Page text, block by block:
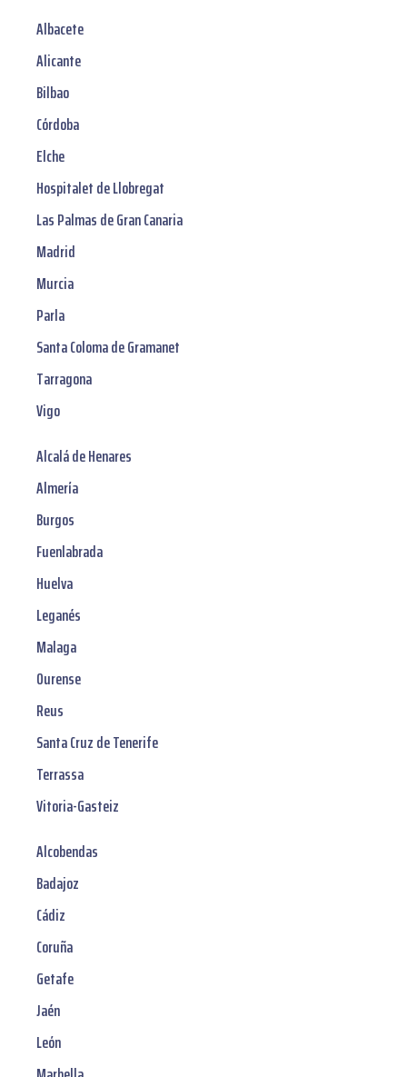
Albacete
Alicante
Bilbao
Córdoba
Elche
Hospitalet de Llobregat
Las Palmas de Gran Canaria
Madrid
Murcia
Parla
Santa Coloma de Gramanet
Tarragona
Vigo
Alcalá de Henares
Almería
Burgos
Fuenlabrada
Huelva
Leganés
Malaga
Ourense
Reus
Santa Cruz de Tenerife
Terrassa
Vitoria-Gasteiz
Alcobendas
Badajoz
Cádiz
Coruña
Getafe
Jaén
León